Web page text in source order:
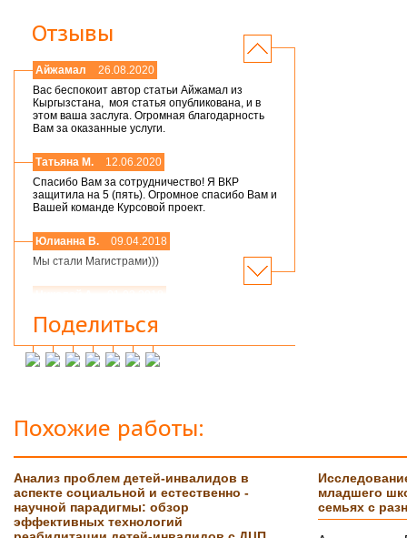
Отзывы
Айжамал
26.08.2020
Вас беспокоит автор статьи Айжамал из
Кыргызстана, моя статья опубликована, и в
этом ваша заслуга. Огромная благодарность
Вам за оказанные услуги.
Татьяна М.
12.06.2020
Спасибо Вам за сотрудничество! Я ВКР
защитила на 5 (пять). Огромное спасибо Вам и
Вашей команде Курсовой проект.
Юлианна В.
09.04.2018
Мы стали Магистрами)))
Мария,добрый день! Спасибо большое.
Защитился на 4!всего доброго
Инна М.
14.03.2018
защитилась на 4!!!! Отзыв на сайт обязательно
прикреплю,друзьям и знакомым буду Вас
Ольга С.
09.02.2018
Курсовая на "5"! Спасибо огромное!!!
После новогодних праздников буду снова Вам
писать, заказывать дипломную работу.
Поделиться
Похожие работы:
Анализ проблем детей-инвалидов в
аспекте социальной и естественно -
научной парадигмы: обзор
эффективных технологий
младшего
семьях с